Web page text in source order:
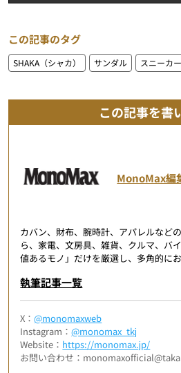
この記事のタグ
SHAKA（シャカ） サンダル スニーカー
この記事を書
MonoMax編
カバン、財布、腕時計、アパレルなど
ら、家電、文房具、雑貨、クルマ、バ
値あるモノ」だけを厳選し、多角的に
執筆記事一覧
X：@monomaxweb
Instagram：@monomax_tkj
Website： https://monomax.jp/
お問い合わせ：